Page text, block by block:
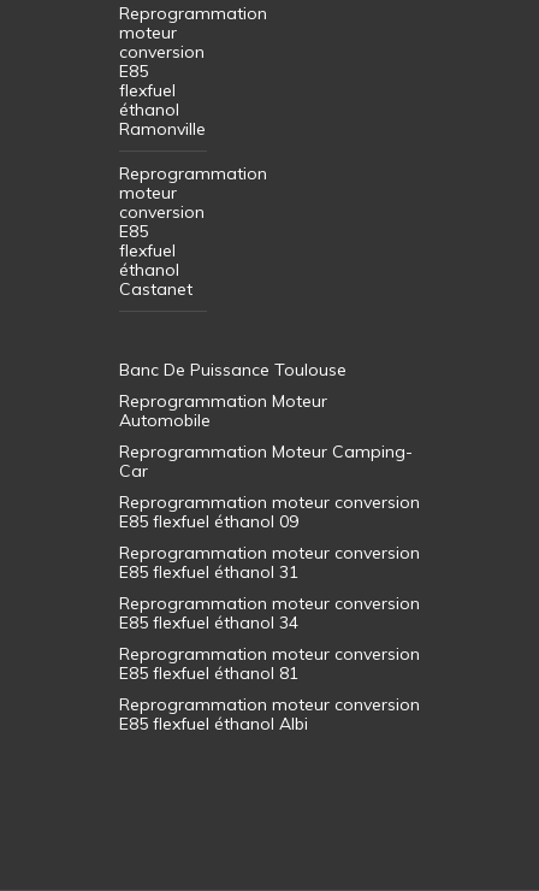
Reprogrammation
moteur
conversion
E85
flexfuel
éthanol
Ramonville
Reprogrammation
moteur
conversion
E85
flexfuel
éthanol
Castanet
Banc De Puissance Toulouse
Reprogrammation Moteur
Automobile
Reprogrammation Moteur Camping-
Car
Reprogrammation moteur conversion
E85 flexfuel éthanol 09
Reprogrammation moteur conversion
E85 flexfuel éthanol 31
Reprogrammation moteur conversion
E85 flexfuel éthanol 34
Reprogrammation moteur conversion
E85 flexfuel éthanol 81
Reprogrammation moteur conversion
E85 flexfuel éthanol Albi